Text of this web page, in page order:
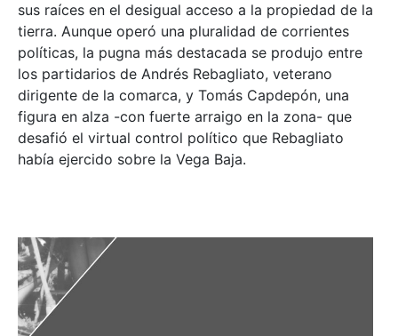
sus raíces en el desigual acceso a la propiedad de la
tierra. Aunque operó una pluralidad de corrientes
políticas, la pugna más destacada se produjo entre
los partidarios de Andrés Rebagliato, veterano
dirigente de la comarca, y Tomás Capdepón, una
figura en alza -con fuerte arraigo en la zona- que
desafió el virtual control político que Rebagliato
había ejercido sobre la Vega Baja.